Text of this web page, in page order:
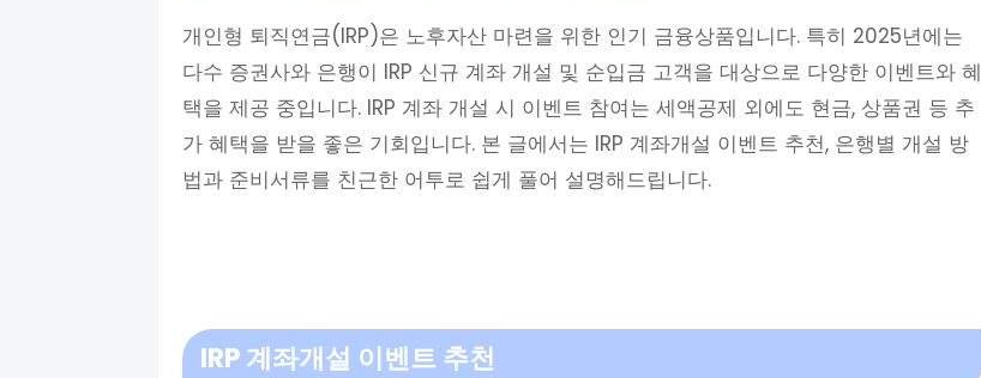
개인형 퇴직연금(IRP)은 노후자산 마련을 위한 인기 금융상품입니다. 특히 2025년에는
다수 증권사와 은행이 IRP 신규 계좌 개설 및 순입금 고객을 대상으로 다양한 이벤트와 혜
택을 제공 중입니다. IRP 계좌 개설 시 이벤트 참여는 세액공제 외에도 현금, 상품권 등 추
가 혜택을 받을 좋은 기회입니다. 본 글에서는 IRP 계좌개설 이벤트 추천, 은행별 개설 방
법과 준비서류를 친근한 어투로 쉽게 풀어 설명해드립니다.
IRP 계좌개설 이벤트 추천